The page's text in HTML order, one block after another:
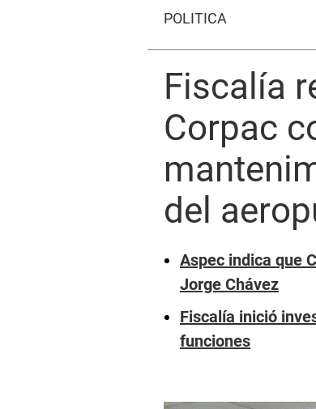
POLÍTICA
Fiscalía
Corpac
del
Aspec indica que
Jorge Chávez
Fiscalía inició
funciones